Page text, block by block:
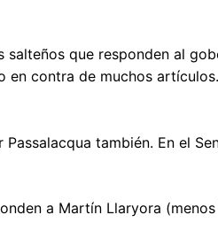
que responden al
en contra de muchos
también. En el
a Martín Llaryora